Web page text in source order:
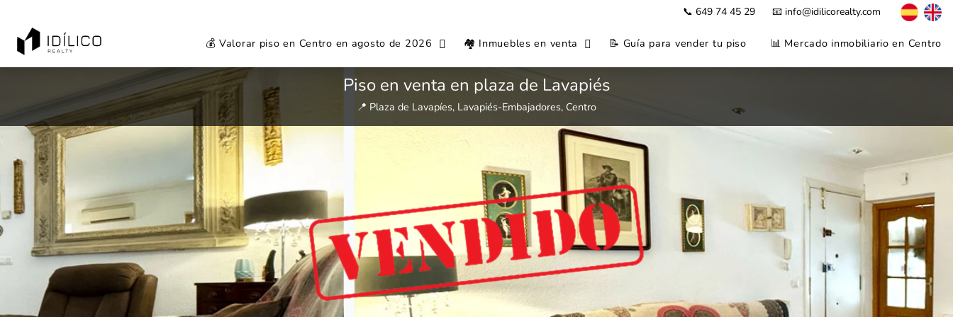
📞 649 74 45 29 📧 info@idilicorealty.com
💰 Valorar piso en Centro en agosto de 2026 🏘️ Inmuebles en venta 📝 Guía para vender tu piso 📊 Mercado inmobiliario en Centro
Piso en venta en plaza de Lavapiés
📍 Plaza de Lavapíes, Lavapiés-Embajadores, Centro